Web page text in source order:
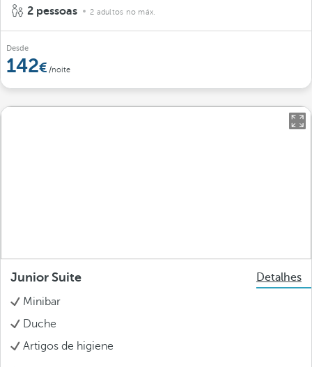
2 pessoas 2 adultos no máx.
Desde
142 /noite
Junior Suite
Detalhes
Minibar
Duche
Artigos de higiene